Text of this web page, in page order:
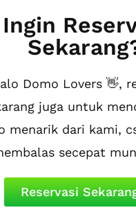
Ingin
Domo Lovers 👋,
juga untuk
menarik dari kami,
secepat
Reservasi